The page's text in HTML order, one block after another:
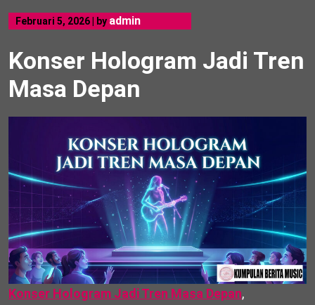
Februari 5, 2026 by admin
Konser Hologram Jadi Tren
Masa Depan
Konser Hologram Jadi Tren Masa Depan,